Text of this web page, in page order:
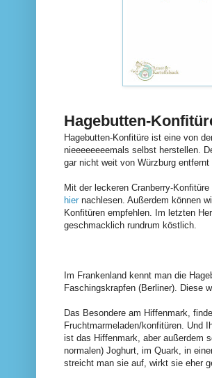
Hagebutten-
Hagebutten-Konfitüre ist eine von
nieeeeeeeemals selbst herstellen.
gar nicht weit von Würzburg
Mit der leckeren Cranberry-
hier nachlesen. Außerdem können
Konfitüren empfehlen. Im letzten
geschmacklich rundrum köstlich.
Im Frankenland kennt man die
Faschingskrapfen (Berliner). Diese
Das Besondere am Hiffenmark,
Fruchtmarmeladen/konfitüren. Und
ist das Hiffenmark, aber außerdem
normalen) Joghurt, im Quark, in
streicht man sie auf, wirkt sie eher